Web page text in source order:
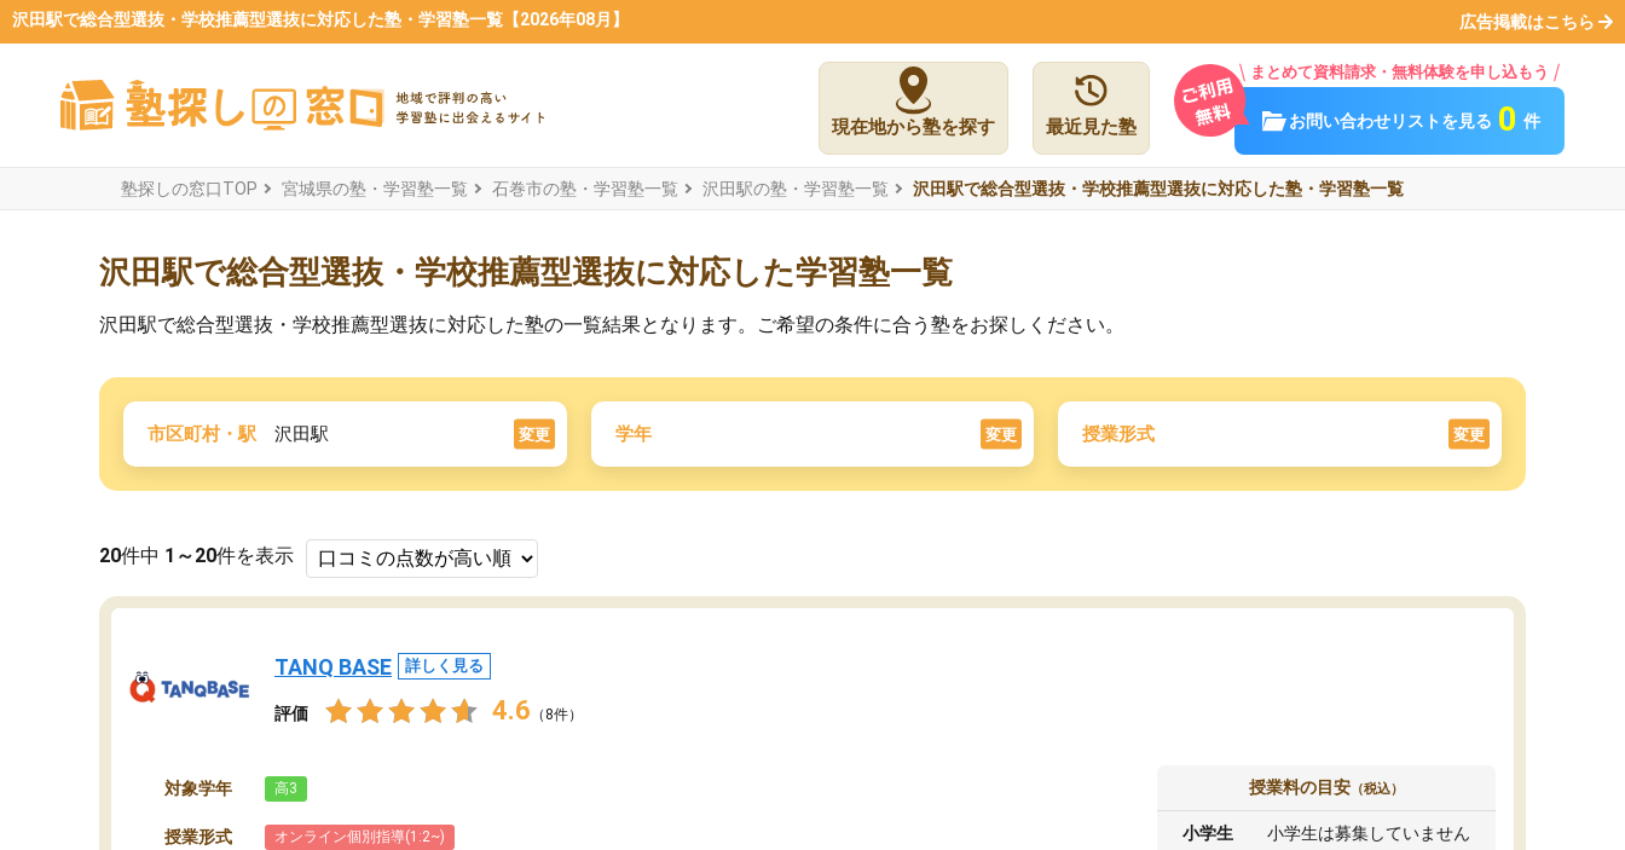
沢田駅で総合型選抜・学校推薦型選抜に対応した塾・学習塾一覧【2026年08月】 広告掲載はこちら
現在地から塾を探す 最近見た塾
まとめて資料請求・無料体験を申し込もう
お問い合わせリストを見る 0 件
塾探しの窓口TOP 宮城県の塾・学習塾一覧 石巻市の塾・学習塾一覧 沢田駅の塾・学習塾一覧 沢田駅で総合型選抜・学校推薦型選抜に対応した塾・学習塾一覧
沢田駅で総合型選抜・学校推薦型選抜に対応した学習塾一覧
沢田駅で総合型選抜・学校推薦型選抜に対応した塾の一覧結果となります。ご希望の条件に合う塾をお探しください。
市区町村・駅 沢田駅 変更 学年 変更 授業形式 変更
20件中 1～20件を表示
TANQ BASE 詳しく見る
評価 4.6 （8件）
対象学年 高3
授業形式 オンライン個別指導(1:2~)
授業料の目安 （税込）
小学生 小学生は募集していません